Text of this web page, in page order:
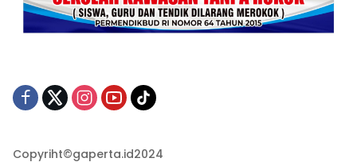
Copyriht©gaperta.id2024